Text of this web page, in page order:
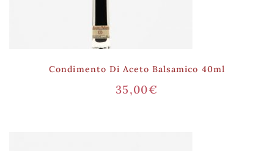
Condimento Di Aceto Balsamico 40ml
35,00€